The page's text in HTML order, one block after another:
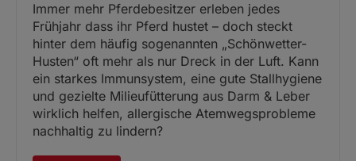
Immer mehr Pferdebesitzer erleben jedes
Frühjahr dass ihr Pferd hustet – doch steckt
hinter dem häufig sogenannten „Schönwetter-
Husten“ oft mehr als nur Dreck in der Luft. Kann
ein starkes Immunsystem, eine gute Stallhygiene
und gezielte Milieufütterung aus Darm & Leber
wirklich helfen, allergische Atemwegsprobleme
nachhaltig zu lindern?